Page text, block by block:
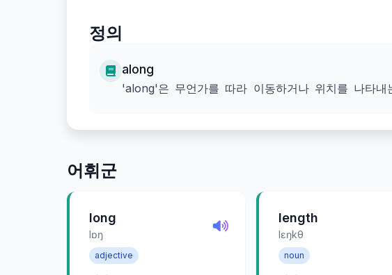
정의
along
'along'은 무언가를 따라 이동하거나 위치를 나타내
어휘군
long
lɒŋ
adjective
length
lɛŋkθ
noun